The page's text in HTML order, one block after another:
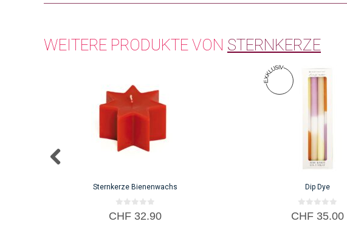
WEITERE PRODUKTE VON STERNKERZE
Sternkerze Bienenwachs
0
v
CHF32.90
Dip Dye
0
v
CHF35.00